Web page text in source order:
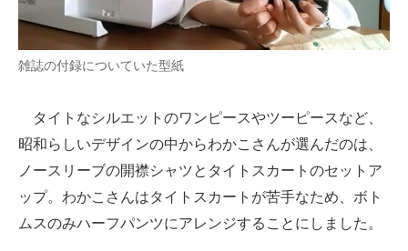
雑誌の付録についていた型紙
タイトなシルエットのワンピースやツーピースなど、
昭和らしいデザインの中からわかこさんが選んだのは、
ノースリーブの開襟シャツとタイトスカートのセットア
ップ。わかこさんはタイトスカートが苦手なため、ボト
ムスのみハーフパンツにアレンジすることにしました。